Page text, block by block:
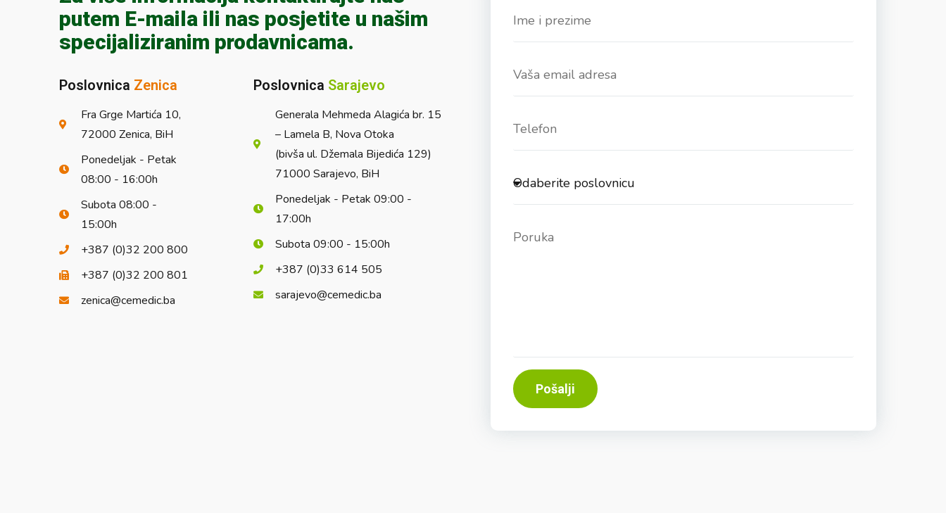
putem E-maila ili nas posjetite u našim
specijaliziranim prodavnicama.
Poslovnica Zenica
Fra Grge Martića 10,
72000 Zenica, BiH
Ponedeljak - Petak
08:00 - 16:00h
Subota 08:00 -
15:00h
+387 (0)32 200 800
+387 (0)32 200 801
zenica@cemedic.ba
Poslovnica Sarajevo
Generala Mehmeda Alagića br. 15
– Lamela B, Nova Otoka
(bivša ul. Džemala Bijedića 129)
71000 Sarajevo, BiH
Ponedeljak - Petak 09:00 -
17:00h
Subota 09:00 - 15:00h
+387 (0)33 614 505
sarajevo@cemedic.ba
Pošalji